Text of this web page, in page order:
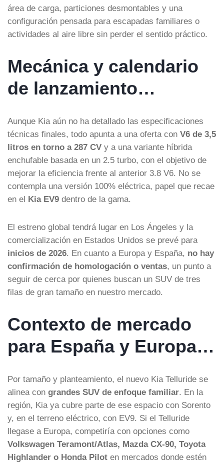
área de carga, particiones desmontables y una
configuración pensada para escapadas familiares o
actividades al aire libre sin perder el sentido práctico.
Mecánica y calendario
de lanzamiento…
Aunque Kia aún no ha detallado las especificaciones
técnicas finales, todo apunta a una oferta con V6 de 3,5
litros en torno a 287 CV y a una variante híbrida
enchufable basada en un 2.5 turbo, con el objetivo de
mejorar la eficiencia frente al anterior 3.8 V6. No se
contempla una versión 100% eléctrica, papel que recae
en el Kia EV9 dentro de la gama.
El estreno global tendrá lugar en Los Ángeles y la
comercialización en Estados Unidos se prevé para
inicios de 2026. En cuanto a Europa y España, no hay
confirmación de homologación o ventas, un punto a
seguir de cerca por quienes buscan un SUV de tres
filas de gran tamaño en nuestro mercado.
Contexto de mercado
para España y Europa…
Por tamaño y planteamiento, el nuevo Kia Telluride se
alinea con grandes SUV de enfoque familiar. En la
región, Kia ya cubre parte de ese espacio con Sorento
y, en el terreno eléctrico, con EV9. Si el Telluride
llegase a Europa, competiría con opciones como
Volkswagen Teramont/Atlas, Mazda CX-90, Toyota
Highlander o Honda Pilot en mercados donde estén